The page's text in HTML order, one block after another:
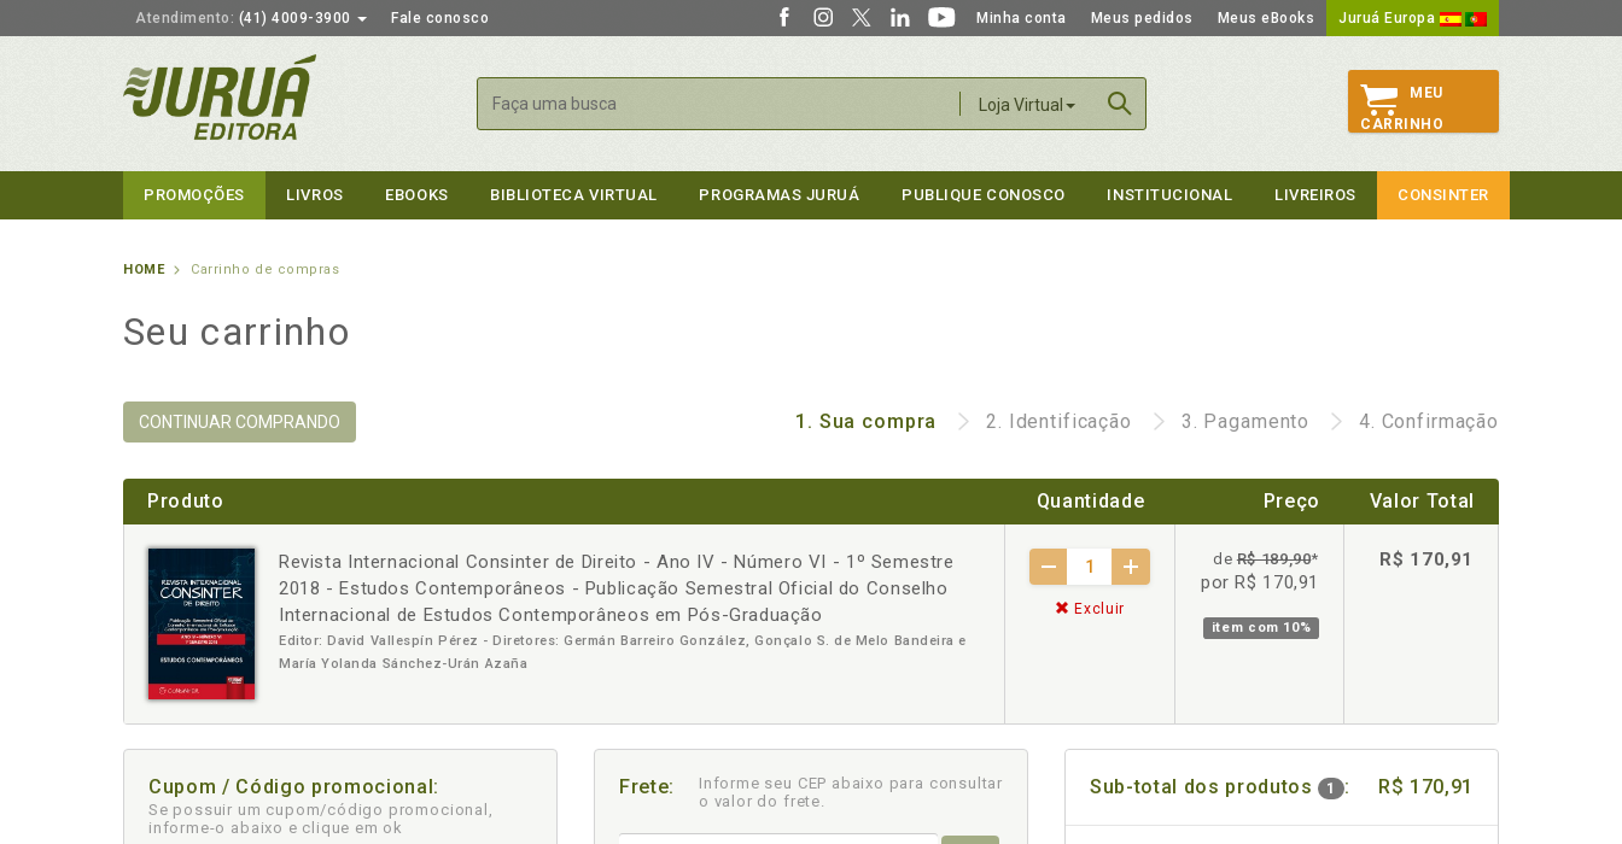
Atendimento: (41) 4009-3900 Fale conosco Minha conta Meus pedidos Meus eBooks Juruá Europa
Loja Virtual
Buscar
MEU
CARRINHO
PROMOÇÕES LIVROS EBOOKS BIBLIOTECA VIRTUAL PROGRAMAS JURUÁ PUBLIQUE CONOSCO INSTITUCIONAL LIVREIROS CONSINTER
HOME Carrinho de compras
Seu carrinho
CONTINUAR COMPRANDO 1. Sua compra 2. Identificação 3. Pagamento 4. Confirmação
Produto Quantidade Preço Valor Total
Revista Internacional Consinter de Direito - Ano IV - Número VI - 1º Semestre
2018 - Estudos Contemporâneos - Publicação Semestral Oficial do Conselho
Internacional de Estudos Contemporâneos em Pós-Graduação
Editor: David Vallespín Pérez - Diretores: Germán Barreiro González, Gonçalo S. de Melo Bandeira e
María Yolanda Sánchez-Urán Azaña
- +
Excluir
deR$ 189,90*
por R$ 170,91
item com 10%
R$ 170,91
Cupom / Código promocional:
Se possuir um cupom/código promocional,
informe-o abaixo e clique em ok
Frete:
Informe seu CEP abaixo para consultar
o valor do frete.
Sub-total dos produtos 1 : R$ 170,91